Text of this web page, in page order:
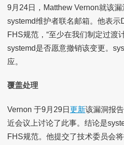
9月24日，Matthew Vernon就该漏
systemd维护者联名邮箱。他表
FHS规范，“至少在我们制定过渡
systemd是否愿意撤销该变更。
应。
覆盖处理
Vernon 于9月29日 更新该漏洞报
近会议上讨论了此事。结论是
FHS规范。他提交了技术委员会